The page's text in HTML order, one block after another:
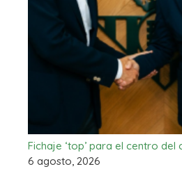
Fichaje ‘top’ para el centro del
6 agosto, 2026